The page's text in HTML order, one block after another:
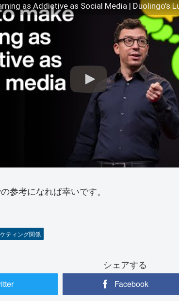
参考になれば幸いです。
ティング関係
シェアする
Facebook